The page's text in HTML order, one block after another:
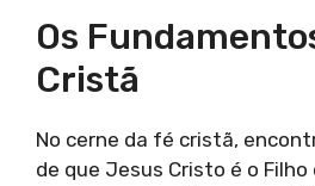
Os
Cristã
No cerne da fé cristã,
de que Jesus Cristo é o Filho